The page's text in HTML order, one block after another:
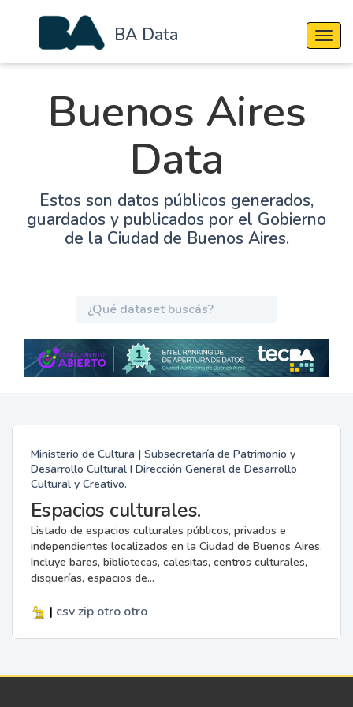
BA Data
Buenos Aires
Data
Estos son datos públicos generados,
guardados y publicados por el Gobierno
de la Ciudad de Buenos Aires.
Ministerio de Cultura | Subsecretaría de Patrimonio y
Desarrollo Cultural I Dirección General de Desarrollo
Cultural y Creativo.
Espacios culturales.
Listado de espacios culturales públicos, privados e
independientes localizados en la Ciudad de Buenos Aires.
Incluye bares, bibliotecas, calesitas, centros culturales,
disquerías, espacios de...
| csv zip otro otro